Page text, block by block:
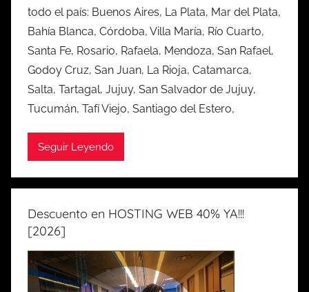
todo el país: Buenos Aires, La Plata, Mar del Plata,
Bahía Blanca, Córdoba, Villa María, Río Cuarto,
Santa Fe, Rosario, Rafaela, Mendoza, San Rafael,
Godoy Cruz, San Juan, La Rioja, Catamarca,
Salta, Tartagal, Jujuy, San Salvador de Jujuy,
Tucumán, Tafí Viejo, Santiago del Estero,
Seguir Leyendo
Descuento en HOSTING WEB 40% YA!!!
[2026]